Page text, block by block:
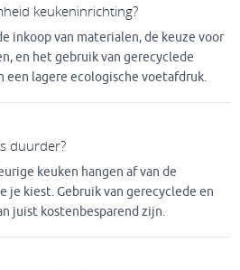
keukeninrichting?
inkoop van materialen, de keuze voor
en het gebruik van gerecyclede
een lagere ecologische voetafdruk.
duurder?
keuken hangen af van de
je kiest. Gebruik van gerecyclede en
juist kostenbesparend zijn.